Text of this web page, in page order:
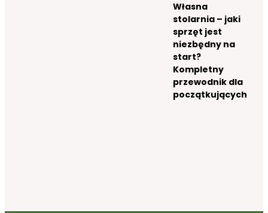
Własna
stolarnia – jaki
sprzęt jest
niezbędny na
start?
Kompletny
przewodnik dla
początkujących